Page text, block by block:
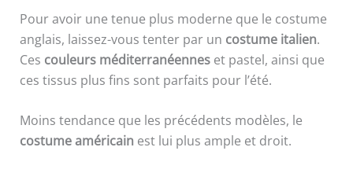
Pour avoir une tenue plus moderne que le costume
anglais, laissez-vous tenter par un costume italien.
Ces couleurs méditerranéenneset pastel, ainsi que
ces tissus plus fins sont parfaits pour l’été.
Moins tendance que les précédents modèles, le
costume américain est lui plus ample et droit.